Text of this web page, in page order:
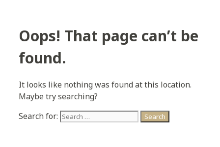
Oops! That page can’t be
found.
It looks like nothing was found at this location.
Maybe try searching?
Search for: